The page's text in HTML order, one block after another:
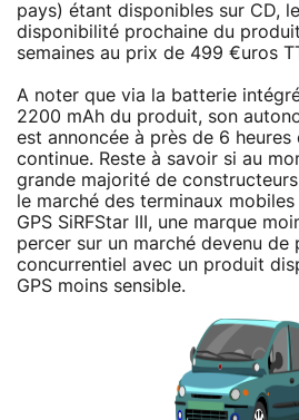
pays) étant disponibles sur CD,
disponibilité prochaine du
semaines au prix de 499 €uros
A noter que via la batterie
2200 mAh du produit, son
est annoncée à près de 6 heures
continue. Reste à savoir si au
grande majorité de
le marché des terminaux
GPS SiRFStar III, une marque
percer sur un marché devenu de
concurrentiel avec un produit
GPS moins sensible.